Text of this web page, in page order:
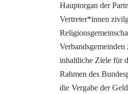
Hauptorgan der
Vertreter*innen
Verbandsgemeinden
inhaltliche Ziele für
Rahmen des
die Vergabe der